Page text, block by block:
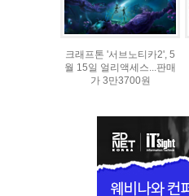
크래프톤 '서브노티카2', 5
월 15일 얼리액세스...판매
가 3만3700원